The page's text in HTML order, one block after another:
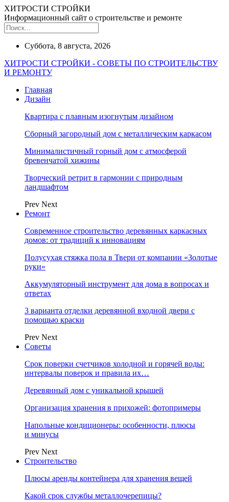
ХИТРОСТИ СТРОЙКИ
Информационный сайт о строительстве и ремонте
Суббота, 8 августа, 2026
ХИТРОСТИ СТРОЙКИ - СОВЕТЫ ПО СТРОИТЕЛЬСТВУ
И РЕМОНТУ
Главная
Дизайн
Квартира с плавным изогнутым дизайном
Сборный загородный дом с металлическим каркасом
Минималистичный горный дом с атмосферой
бревенчатой хижины
Творческий ретрит в гармонии с природным
ландшафтом
Prev Next
Ремонт
Современное строительство деревянных каркасных
домов: от традиций к инновациям
Полусухая стяжка пола в Твери от компании «Золотые
руки»
Аккумуляторный инструмент для дома в вопросах и
ответах
3 варианта отделки деревянной входной двери с
помощью краски
Prev Next
Советы
Срок поверки счетчиков холодной и горячей воды:
интервалы поверок и правила их…
Деревянный дом с уникальной крышей
Организация хранения в прихожей: фотопримеры
Напольные кондиционеры: особенности, плюсы
и минусы
Prev Next
Строительство
Плюсы аренды контейнера для хранения вещей
Какой срок службы металлочерепицы?